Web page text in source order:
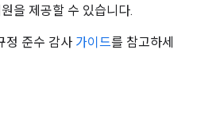
을 제공할 수 있습니다.
정 준수 감사 가이드를 참고하세